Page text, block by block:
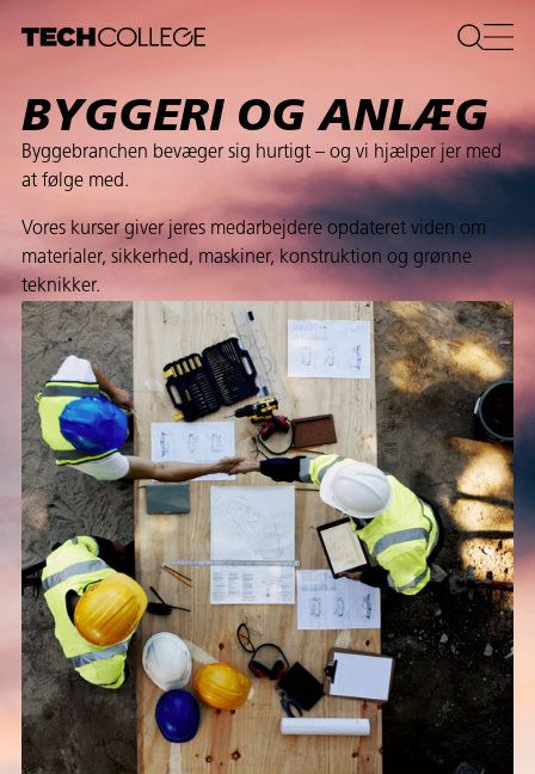
BYGGERI OG ANLÆG
Byggebranchen bevæger sig hurtigt – og vi hjælper jer med
at følge med.
Vores kurser giver jeres medarbejdere opdateret viden om
materialer, sikkerhed, maskiner, konstruktion og grønne
teknikker.